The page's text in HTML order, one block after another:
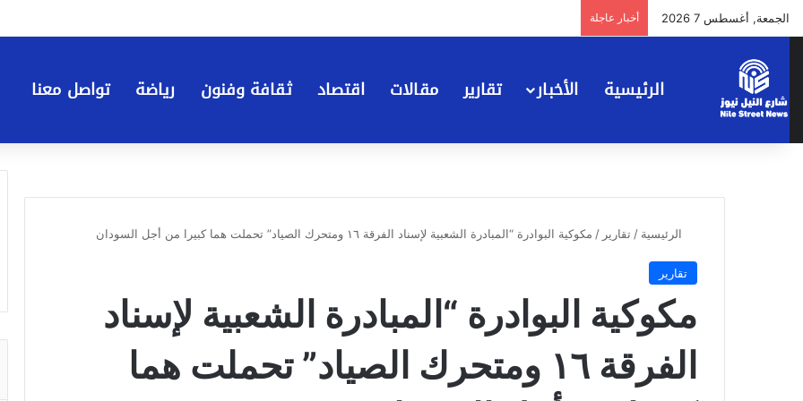
الجمعة, أغسطس 7 2026 أخبار عاجلة
الرئيسية الأخبار تقارير مقالات اقتصاد ثقافة وفنون رياضة تواصل معنا
الرئيسية / تقارير / مكوكية البوادرة “المبادرة الشعبية لإسناد الفرقة ١٦ ومتحرك الصياد” تحملت هما كبيرا من أجل السودان
تقارير
مكوكية البوادرة “المبادرة الشعبية لإسناد
الفرقة ١٦ ومتحرك الصياد” تحملت هما